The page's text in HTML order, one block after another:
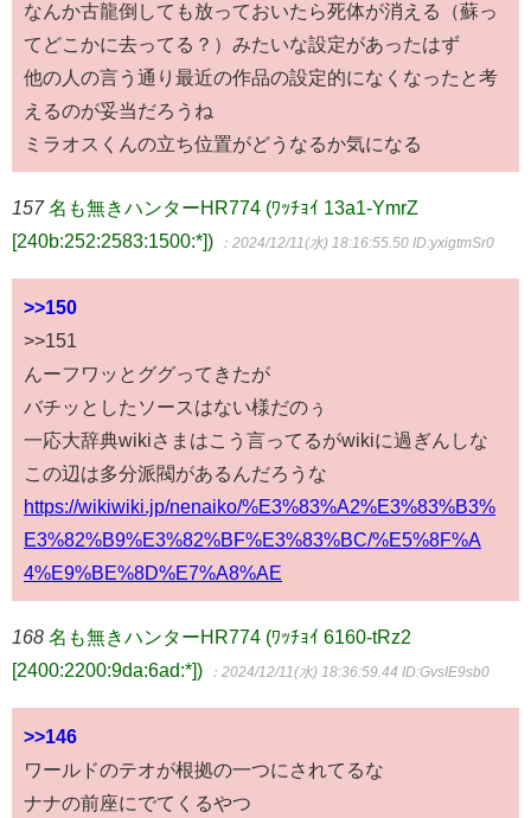
なんか古龍倒しても放っておいたら死体が消える（蘇っ
てどこかに去ってる？）みたいな設定があったはず
他の人の言う通り最近の作品の設定的になくなったと考
えるのが妥当だろうね
ミラオスくんの立ち位置がどうなるか気になる
157 名も無きハンターHR774 (ﾜｯﾁｮｲ 13a1-YmrZ
[240b:252:2583:1500:*])
：2024/12/11(水) 18:16:55.50 ID:yxigtmSr0
>>150
>>151
んーフワッとググってきたが
バチッとしたソースはない様だのぅ
一応大辞典wikiさまはこう言ってるがwikiに過ぎんしな
この辺は多分派閥があるんだろうな
https://wikiwiki.jp/nenaiko/%E3%83%A2%E3%83%B3%
E3%82%B9%E3%82%BF%E3%83%BC/%E5%8F%A
4%E9%BE%8D%E7%A8%AE
168 名も無きハンターHR774 (ﾜｯﾁｮｲ 6160-tRz2
[2400:2200:9da:6ad:*])
：2024/12/11(水) 18:36:59.44 ID:GvsIE9sb0
>>146
ワールドのテオが根拠の一つにされてるな
ナナの前座にでてくるやつ